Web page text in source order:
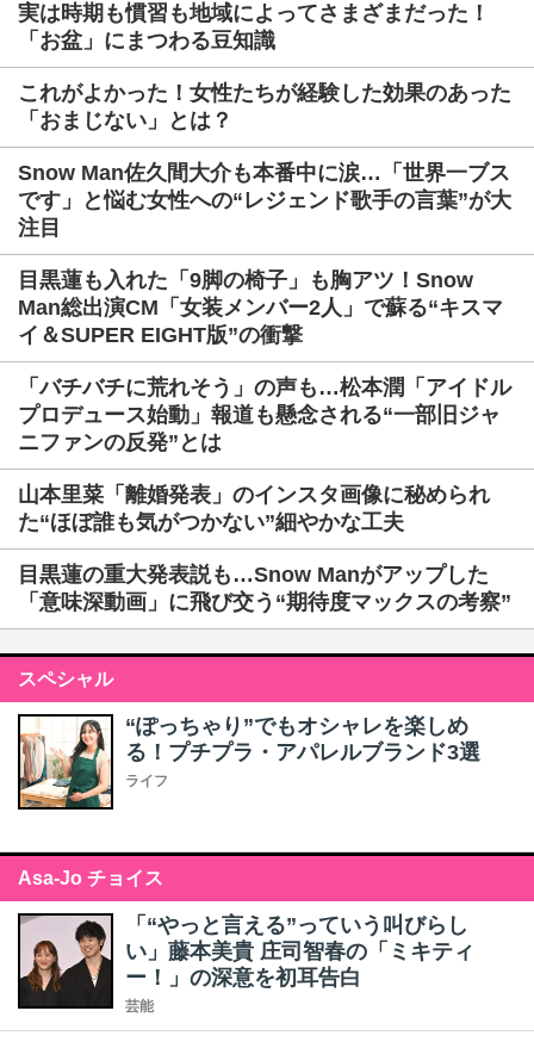
実は時期も慣習も地域によってさまざまだった！
「お盆」にまつわる豆知識
これがよかった！女性たちが経験した効果のあった
「おまじない」とは？
Snow Man佐久間大介も本番中に涙…「世界一ブス
です」と悩む女性への“レジェンド歌手の言葉”が大
注目
目黒蓮も入れた「9脚の椅子」も胸アツ！Snow
Man総出演CM「女装メンバー2人」で蘇る“キスマ
イ＆SUPER EIGHT版”の衝撃
「バチバチに荒れそう」の声も…松本潤「アイドル
プロデュース始動」報道も懸念される“一部旧ジャ
ニファンの反発”とは
山本里菜「離婚発表」のインスタ画像に秘められ
た“ほぼ誰も気がつかない”細やかな工夫
目黒蓮の重大発表説も…Snow Manがアップした
「意味深動画」に飛び交う“期待度マックスの考察”
スペシャル
“ぽっちゃり”でもオシャレを楽しめ
る！プチプラ・アパレルブランド3選
ライフ
Asa-Jo チョイス
「“やっと言える”っていう叫びらし
い」藤本美貴 庄司智春の「ミキティ
ー！」の深意を初耳告白
芸能